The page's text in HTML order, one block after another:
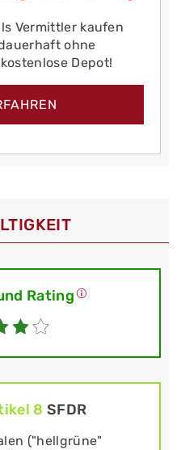
Vermittler kaufen
ohne
Depot!
Rating
8 SFDR
("hellgrüne"